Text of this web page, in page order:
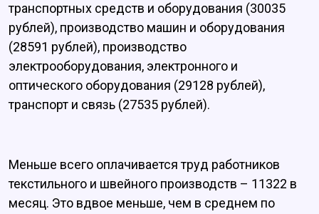
транспортных средств и оборудования (30035
рублей), производство машин и оборудования
(28591 рублей), производство
электрооборудования, электронного и
оптического оборудования (29128 рублей),
транспорт и связь (27535 рублей).
Меньше всего оплачивается труд работников
текстильного и швейного производств – 11322 в
месяц. Это вдвое меньше, чем в среднем по